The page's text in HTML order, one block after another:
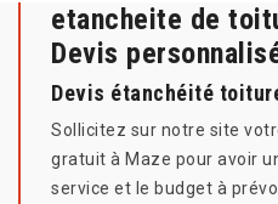
etancheite de
Devis
Devis étanchéité
Sollicitez sur notre site
gratuit à Maze pour avoir
service et le budget à